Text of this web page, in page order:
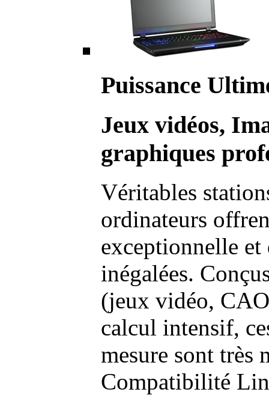
Puissance
Jeux vidéos,
graphiques
Véritables
ordinateurs
exceptionnelle et
inégalées.
(jeux vidéo,
calcul intensif,
mesure sont très
Compatibilité